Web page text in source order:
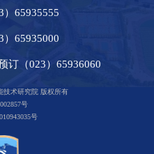
）65935555
）65935000
订（023）65936060
技术研究院 版权所有
号
号